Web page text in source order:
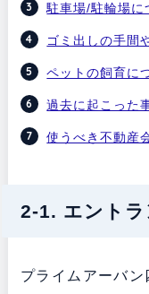
駐車場/駐輪場に
ゴミ出しの手間
ペットの飼育に
過去に起こった
使うべき不動産
2-1. エントラ
プライムアーバ